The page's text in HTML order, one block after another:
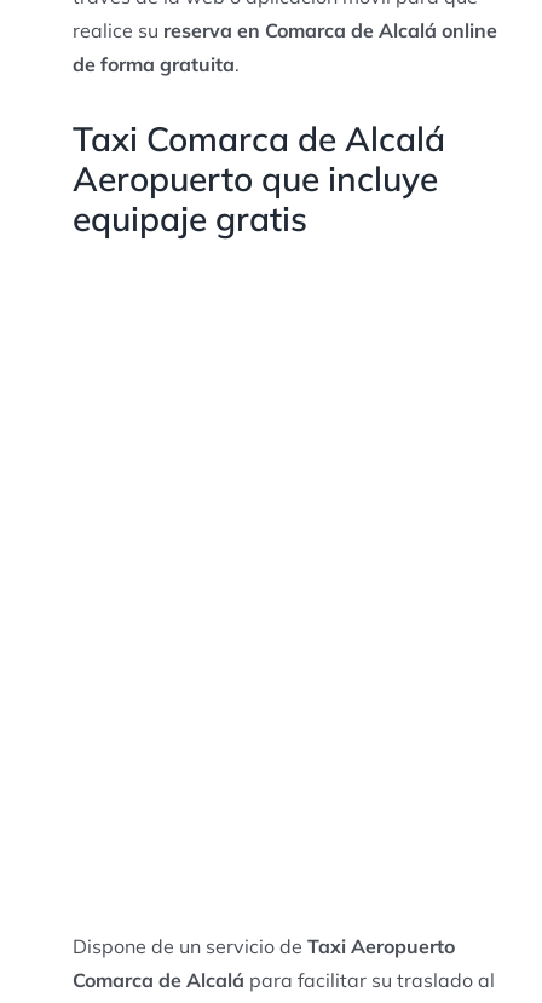
realice su reserva en Comarca de Alcalá online
de forma gratuita.
Taxi Comarca de Alcalá
Aeropuerto que incluye
equipaje gratis
Dispone de un servicio de Taxi Aeropuerto
Comarca de Alcalá para facilitar su traslado al